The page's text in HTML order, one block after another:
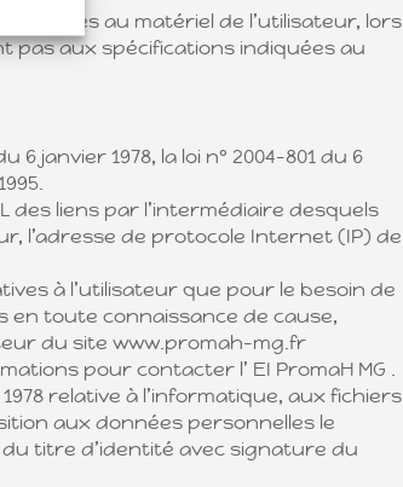
causés au matériel de l’utilisateur, lors
pas aux spécifications indiquées au
janvier 1978, la loi n° 2004-801 du 6
des liens par l’intermédiaire desquels
l’adresse de protocole Internet (IP) de
à l’utilisateur que pour le besoin de
en toute connaissance de cause,
du site www.promah-mg.fr
pour contacter l’ EI PromaH MG .
relative à l’informatique, aux fichiers
aux données personnelles le
titre d’identité avec signature du